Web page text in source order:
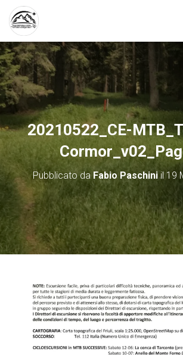
20210522_CE-
Pubblicato da Fabio Paschiniil19